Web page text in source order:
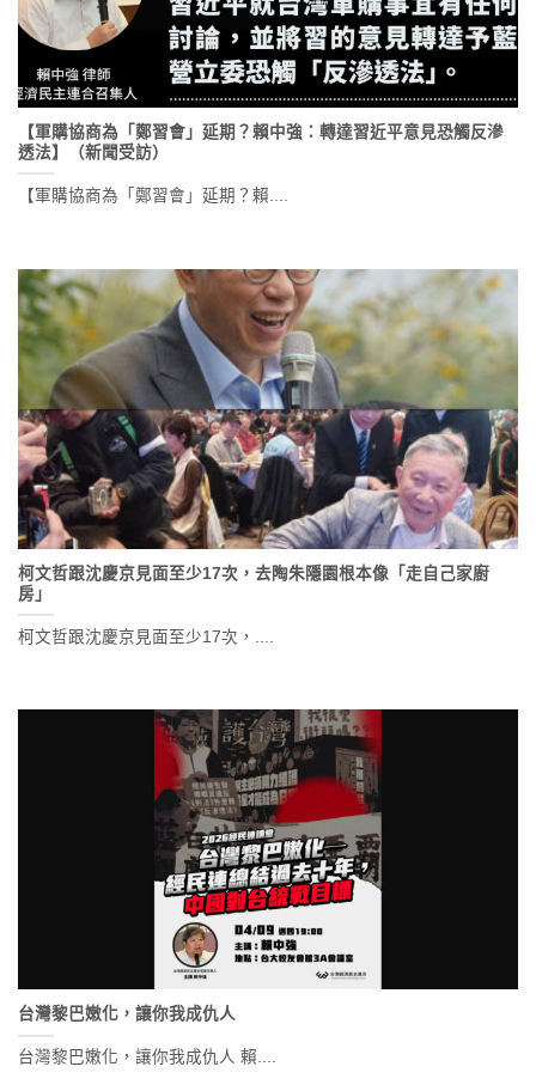
【軍購協商為「鄭習會」延期？賴中強：轉達習近平意見恐觸反滲
透法】（新聞受訪）
【軍購協商為「鄭習會」延期？賴....
柯文哲跟沈慶京見面至少17次，去陶朱隱園根本像「走自己家廚
房」
柯文哲跟沈慶京見面至少17次，....
台灣黎巴嫩化，讓你我成仇人
台灣黎巴嫩化，讓你我成仇人 賴....